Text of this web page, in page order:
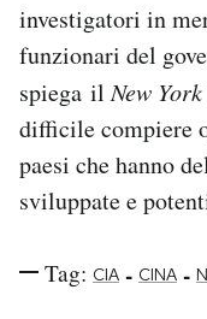
investigatori in
funzionari del
spiega ilNew
difficile compiere
paesi che hanno
sviluppate e
Tag: CIA - CINA -